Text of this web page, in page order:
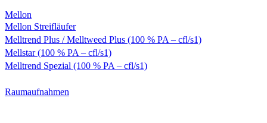
Mellon
Mellon Streifläufer
Melltrend Plus / Melltweed Plus (100 % PA – cfl/s1)
Mellstar (100 % PA – cfl/s1)
Melltrend Spezial (100 % PA – cfl/s1)
Raumaufnahmen